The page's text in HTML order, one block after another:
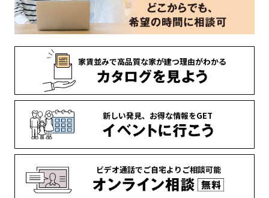
家賃並みで高品質な家が建つ理由がわかる
新しい発見、 お得な情報をGET
ビデオ通話でご自宅より ご相談可能